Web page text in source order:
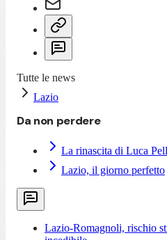
Tutte le news
Lazio
Da non perdere
La rinascita di Luca
Lazio, il giorno perfetto
Lazio-Romagnoli, rischio